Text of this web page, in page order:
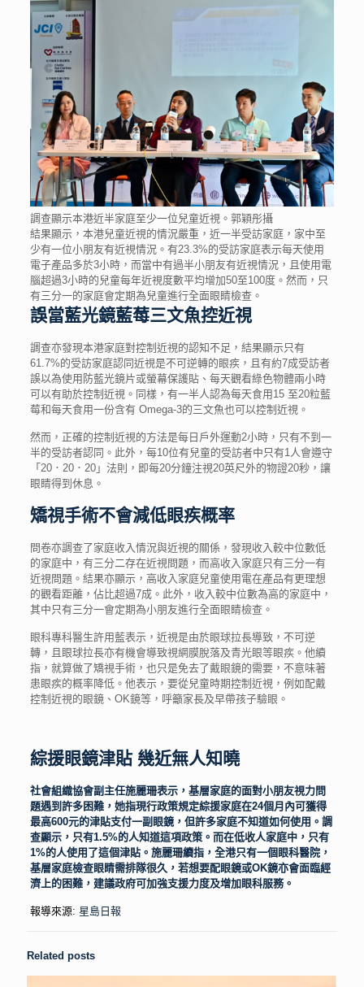
調查顯示本港近半家庭至少一位兒童近視。郭穎彤攝
結果顯示，本港兒童近視的情況嚴重，近一半受訪家庭，家中至
少有一位小朋友有近視情況。有23.3%的受訪家庭表示每天使用
電子產品多於3小時，而當中有過半小朋友有近視情況，且使用電
腦超過3小時的兒童每年近視度數平均增加50至100度。然而，只
有三分一的家庭會定期為兒童進行全面眼睛檢查。
誤當藍光鏡藍莓三文魚控近視
調查亦發現本港家庭對控制近視的認知不足，結果顯示只有
61.7%的受訪家庭認同近視是不可逆轉的眼疾，且有約7成受訪者
誤以為使用防藍光鏡片或螢幕保護貼、每天觀看綠色物體兩小時
可以有助於控制近視。同樣，有一半人認為每天食用15 至20粒藍
莓和每天食用一份含有 Omega-3的三文魚也可以控制近視。
然而，正確的控制近視的方法是每日戶外運動2小時，只有不到一
半的受訪者認同。此外，每10位有兒童的受訪者中只有1人會遵守
「20．20．20」法則，即每20分鐘注視20英尺外的物證20秒，讓
眼睛得到休息。
矯視手術不會減低眼疾概率
問卷亦調查了家庭收入情況與近視的關係，發現收入較中位數低
的家庭中，有三分二存在近視問題，而高收入家庭只有三分一有
近視問題。結果亦顯示，高收入家庭兒童使用電在產品有更理想
的觀看距離，佔比超過7成。此外，收入較中位數為高的家庭中，
其中只有三分一會定期為小朋友進行全面眼睛檢查。
眼科專科醫生許用藍表示，近視是由於眼球拉長導致，不可逆
轉，且眼球拉長亦有機會導致視網膜脫落及青光眼等眼疾。他續
指，就算做了矯視手術，也只是免去了戴眼鏡的需要，不意味著
患眼疾的概率降低。他表示，要從兒童時期控制近視，例如配戴
控制近視的眼鏡、OK鏡等，呼籲家長及早帶孩子驗眼。
綜援眼鏡津貼 幾近無人知曉
社會組織協會副主任施麗珊表示，基層家庭的面對小朋友視力問
題遇到許多困難，她指現行政策規定綜援家庭在24個月內可獲得
最高600元的津貼支付一副眼鏡，但許多家庭不知道如何使用。調
查顯示，只有1.5%的人知道這項政策。而在低收人家庭中，只有
1%的人使用了這個津貼。施麗珊續指，全港只有一個眼科醫院，
基層家庭檢查眼睛需排隊很久，若想要配眼鏡或OK鏡亦會面臨經
濟上的困難，建議政府可加強支援力度及增加眼科服務。
報導來源: 星島日報
Related posts